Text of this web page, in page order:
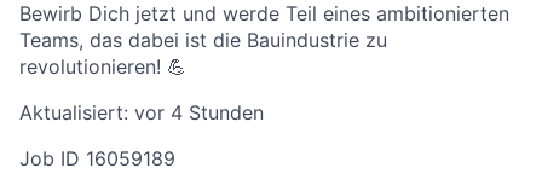
Bewirb Dich jetzt und werde Teil eines ambitionierten
Teams, das dabei ist die Bauindustrie zu
revolutionieren! 💪
Aktualisiert: vor 4 Stunden
Job ID 16059189